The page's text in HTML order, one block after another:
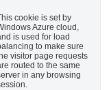
cookie is set by
Azure cloud,
is used for load
to make sure
visitor page requests
routed to the same
in any browsing